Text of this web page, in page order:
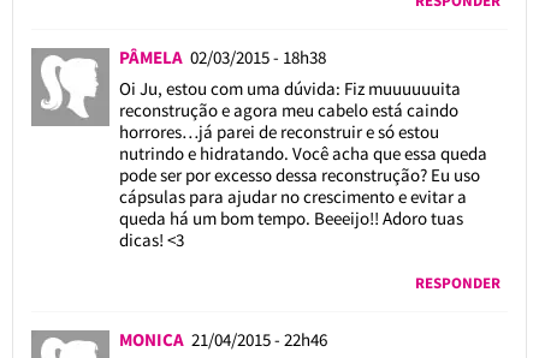
PÂMELA 02/03/2015 - 18h38
Oi Ju, estou com uma dúvida: Fiz muuuuuuita
reconstrução e agora meu cabelo está caindo
horrores…já parei de reconstruir e só estou
nutrindo e hidratando. Você acha que essa queda
pode ser por excesso dessa reconstrução? Eu uso
cápsulas para ajudar no crescimento e evitar a
queda há um bom tempo. Beeeijo!! Adoro tuas
dicas! <3
RESPONDER
MONICA 21/04/2015 - 22h46